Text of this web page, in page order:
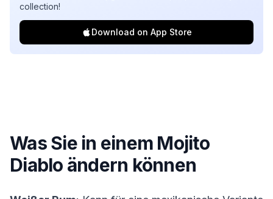
collection!
Download on App Store
Was Sie in einem Mojito
Diablo ändern können